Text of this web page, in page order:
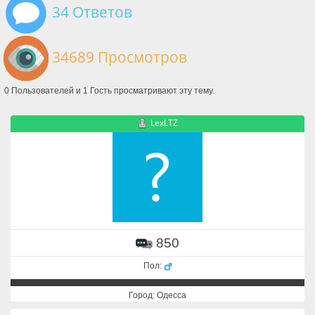
34 Ответов
34689 Просмотров
0 Пользователей и 1 Гость просматривают эту тему.
LexLTZ
850
Пол:
Город: Одесса